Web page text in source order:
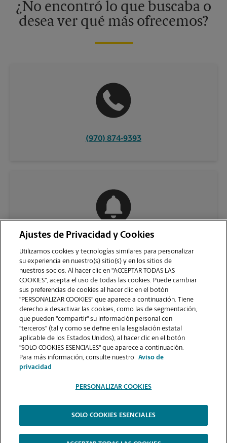
¿No encontró lo que buscaba o
desea ver qué más ofrecemos?
(970) 874-9393
VER LA PÁGINA DE LA TIENDA
2026.
The UPS Store | Aviso de Privacidad | Términos de Uso del Sitio Web |
Contraste Alto
Ajustes de Privacidad y Cookies
Utilizamos cookies y tecnologías similares para personalizar
su experiencia en nuestro(s) sitio(s) y en los sitios de
nuestros socios. Al hacer clic en "ACCEPTAR TODAS LAS
COOKIES", acepta el uso de todas las cookies. Puede cambiar
sus preferencias de cookies al hacer clic en el botón
"PERSONALIZAR COOKIES" que aparece a continuación. Tiene
derecho a desactivar las cookies, como las de segmentación,
que pueden "compartir" su información personal con
"terceros" (tal y como se define en la lesgislación estatal
aplicable de los Estados Unidos), al hacer clic en el botón
"SOLO COOKIES ESENCIALES" que aparece a continuación.
Para más información, consulte nuestro
Aviso de
privacidad
PERSONALIZAR COOKIES
SOLO COOKIES ESENCIALES